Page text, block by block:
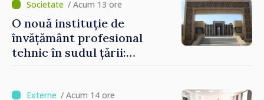
de lei
/ Acum 13 ore
O nouă instituție de
învățământ profesional
tehnic în sudul țării:
turc la Comrat
/ Acum 14 ore